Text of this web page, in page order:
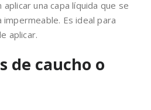
una capa líquida que se
Es ideal para
aplicar.
de caucho o